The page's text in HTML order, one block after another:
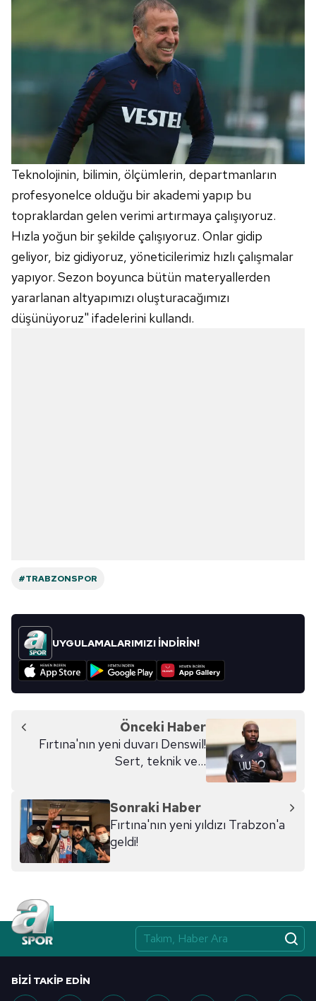
Teknolojinin, bilimin, ölçümlerin, departmanların
profesyonelce olduğu bir akademi yapıp bu
topraklardan gelen verimi artırmaya çalışıyoruz.
Hızla yoğun bir şekilde çalışıyoruz. Onlar gidip
geliyor, biz gidiyoruz, yöneticilerimiz hızlı çalışmalar
yapıyor. Sezon boyunca bütün materyallerden
yararlanan altyapımızı oluşturacağımızı
düşünüyoruz" ifadelerini kullandı.
#TRABZONSPOR
UYGULAMALARIMIZI İNDİRİN!
Önceki Haber
Fırtına'nın yeni duvarı Denswil!
Sert, teknik ve...
Sonraki Haber
Fırtına'nın yeni yıldızı Trabzon'a
geldi!
BIZI TAKIP EDIN